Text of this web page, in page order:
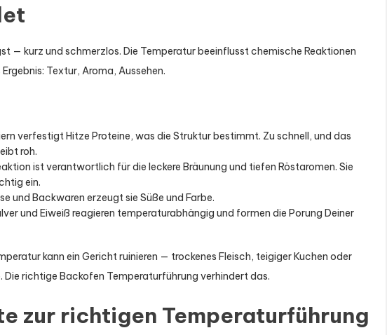
— kurz und schmerzlos. Die Temperatur beeinflusst chemische Reaktionen
Textur, Aroma, Aussehen.
verfestigt Hitze Proteine, was die Struktur bestimmt. Zu schnell, und das
roh.
ist verantwortlich für die leckere Bräunung und tiefen Röstaromen. Sie
ein.
und Backwaren erzeugt sie Süße und Farbe.
und Eiweiß reagieren temperaturabhängig und formen die Porung Deiner
kann ein Gericht ruinieren — trockenes Fleisch, teigiger Kuchen oder
Die richtige Backofen Temperaturführung verhindert das.
zur richtigen Temperaturführung